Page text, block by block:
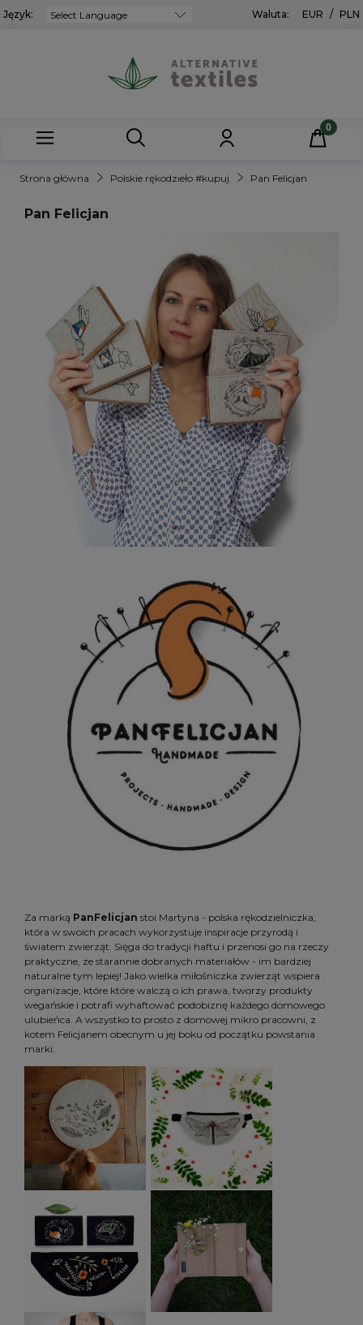
Język: Waluta: EUR / PLN
Strona główna Polskie rękodzieło #kupuj Pan Felicjan
Pan Felicjan
Za marką PanFelicjan stoi Martyna - polska rękodzielniczka,
która w swoich pracach wykorzystuje inspiracje przyrodą i
światem zwierząt. Sięga do tradycji haftu i przenosi go na rzeczy
praktyczne, ze starannie dobranych materiałów - im bardziej
naturalne tym lepiej! Jako wielka miłośniczka zwierząt wspiera
organizacje, które które walczą o ich prawa, tworzy produkty
wegańskie i potrafi wyhaftować podobiznę każdego domowego
ulubieńca. A wszystko to prosto z domowej mikro pracowni, z
kotem Felicjanem obecnym u jej boku od początku powstania
marki.